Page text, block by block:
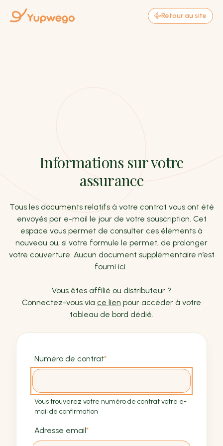
Retour au site
Informations sur votre
assurance
Tous les documents relatifs à votre contrat vous ont été
envoyés par e-mail le jour de votre souscription. Cet
espace vous permet de consulter ces éléments à
nouveau ou, si votre formule le permet, de prolonger
votre couverture. Aucun document supplémentaire n’est
fourni ici.
Vous êtes affilié ou distributeur ?
Connectez-vous via ce lien pour accéder à votre
tableau de bord dédié.
Numéro de contrat
Vous trouverez votre numéro de contrat votre e-
mail de confirmation
Adresse email